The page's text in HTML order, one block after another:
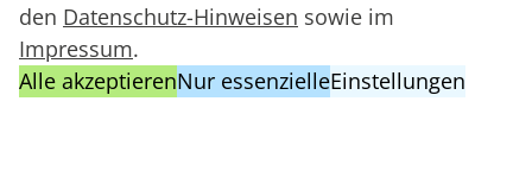
den Datenschutz-Hinweisen sowie im
Impressum.
Alle akzeptierenNur essenzielleEinstellungen
WaschMal GmbH 2016 – 2026
Datenschutz
Allgemeine Geschäftsbedingungen